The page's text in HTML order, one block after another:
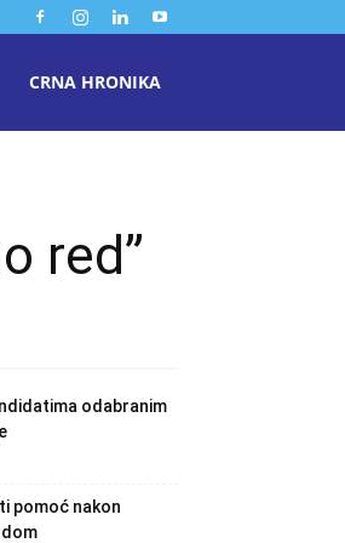
CRNA HRONIKA
red”
odabranim
pomoć nakon